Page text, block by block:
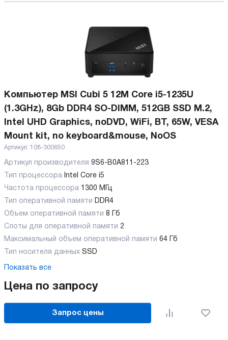
Компьютер MSI Cubi 5 12M Core i5-1235U
(1.3GHz), 8Gb DDR4 SO-DIMM, 512GB SSD M.2,
Intel UHD Graphics, noDVD, WiFi, BT, 65W, VESA
Mount kit, no keyboard&mouse, NoOS
Артикул: 108-300650
Артикул производителя 9S6-B0A811-223
Тип процессора Intel Core i5
Частота процессора 1300 МГц
Тип оперативной памяти DDR4
Объем оперативной памяти 8 Гб
Слоты для оперативной памяти 2
Максимальный объем оперативной памяти 64 Гб
Тип носителя данных SSD
Показать все
Цена по запросу
Запрос цены